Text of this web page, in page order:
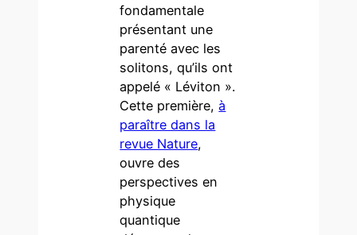
fondamentale
présentant une
parenté avec les
solitons, qu’ils ont
appelé « Léviton ».
Cette première,à
paraître dans la
revue Nature,
ouvre des
perspectives en
physique
quantique